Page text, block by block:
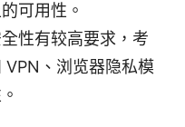
可用性。
性有较高要求，考
VPN、浏览器隐私模